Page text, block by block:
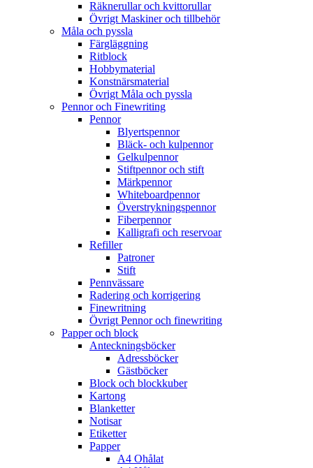
Räknerullar och kvittorullar
Övrigt Maskiner och tillbehör
Måla och pyssla
Färgläggning
Ritblock
Hobbymaterial
Konstnärsmaterial
Övrigt Måla och pyssla
Pennor och Finewriting
Pennor
Blyertspennor
Bläck- och kulpennor
Gelkulpennor
Stiftpennor och stift
Märkpennor
Whiteboardpennor
Överstrykningspennor
Fiberpennor
Kalligrafi och reservoar
Refiller
Patroner
Stift
Pennvässare
Radering och korrigering
Finewritning
Övrigt Pennor och finewriting
Papper och block
Anteckningsböcker
Adressböcker
Gästböcker
Block och blockkuber
Kartong
Blanketter
Notisar
Etiketter
Papper
A4 Ohålat